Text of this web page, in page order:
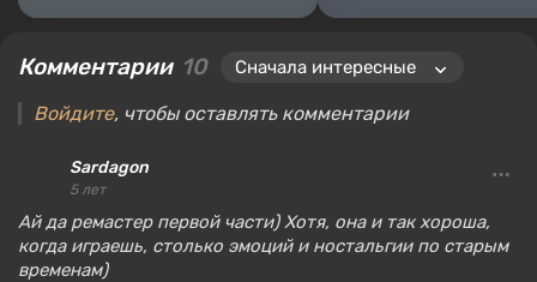
Комментарии 10
Войдите, чтобы оставлять комментарии
Sardagon
5 лет
Ай да ремастер первой части) Хотя, она и так хороша,
когда играешь, столько эмоций и ностальгии по старым
временам)